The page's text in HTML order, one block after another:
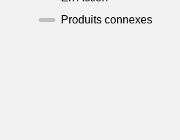
Produits connexes